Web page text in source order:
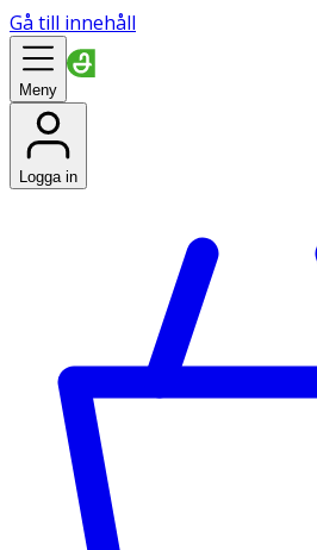
Gå till innehåll
Meny
Logga in